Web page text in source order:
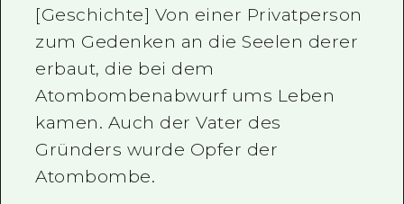
[Geschichte] Von einer Privatperson
zum Gedenken an die Seelen derer
erbaut, die bei dem
Atombombenabwurf ums Leben
kamen. Auch der Vater des
Gründers wurde Opfer der
Atombombe.